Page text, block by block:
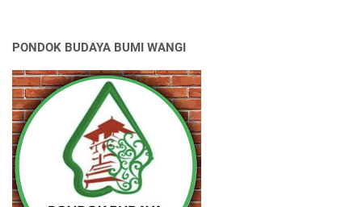
PONDOK BUDAYA BUMI WANGI